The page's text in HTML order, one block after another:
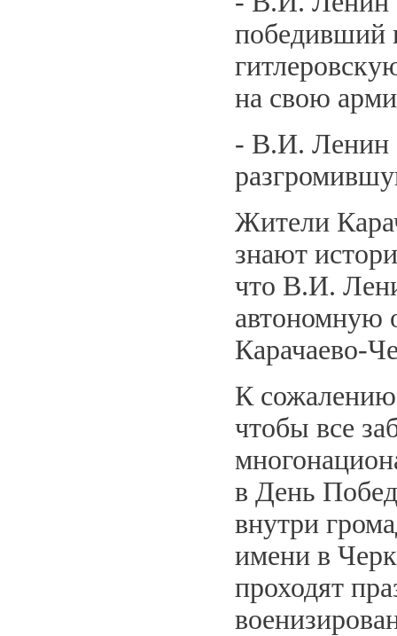
победивший
на свою
- В.И. Ленин
Жители
знают
что В.И.
автономную
Карачаево-
К
чтобы все
в День
внутри
имени в
проходят